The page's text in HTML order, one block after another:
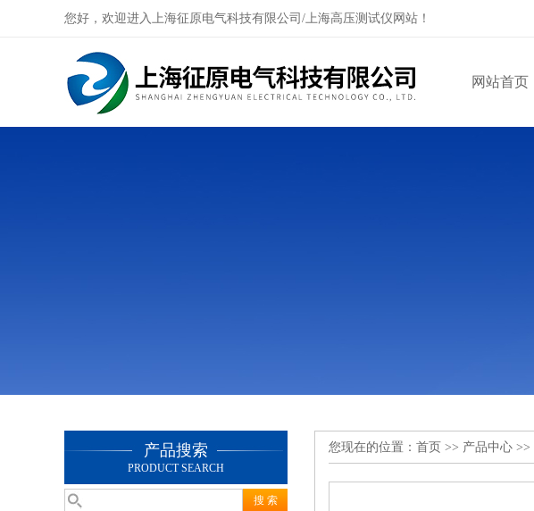
您好，欢迎进入上海征原电气科技有限公司/上海高压测试仪网站！
网站首页
产品搜索
PRODUCT SEARCH
您现在的位置： 首页 >> 产品中心 >>